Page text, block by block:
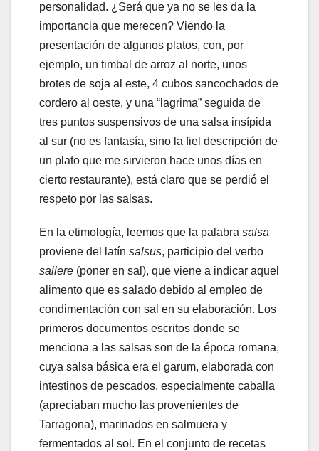
personalidad. ¿Será que ya no se les da la
importancia que merecen? Viendo la
presentación de algunos platos, con, por
ejemplo, un timbal de arroz al norte, unos
brotes de soja al este, 4 cubos sancochados de
cordero al oeste, y una “lagrima” seguida de
tres puntos suspensivos de una salsa insípida
al sur (no es fantasía, sino la fiel descripción de
un plato que me sirvieron hace unos días en
cierto restaurante), está claro que se perdió el
respeto por las salsas.
En la etimología, leemos que la palabra salsa
proviene del latín salsus, participio del verbo
sallere (poner en sal), que viene a indicar aquel
alimento que es salado debido al empleo de
condimentación con sal en su elaboración. Los
primeros documentos escritos donde se
menciona a las salsas son de la época romana,
cuya salsa básica era el garum, elaborada con
intestinos de pescados, especialmente caballa
(apreciaban mucho las provenientes de
Tarragona), marinados en salmuera y
fermentados al sol. En el conjunto de recetas